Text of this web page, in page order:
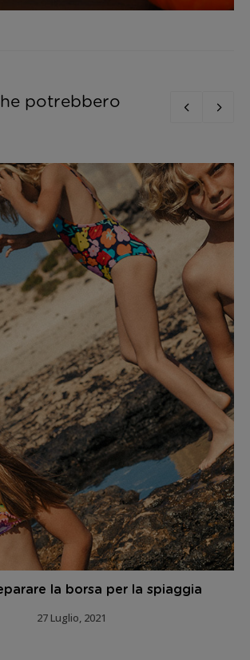
potrebbero
la borsa per la spiaggia
27 Luglio, 2021